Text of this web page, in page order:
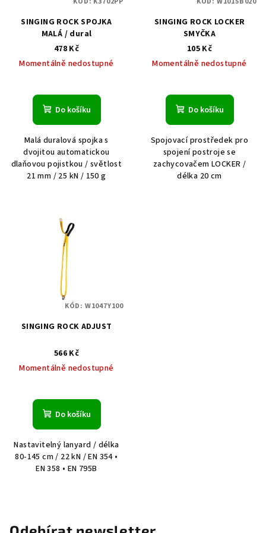
SINGING ROCK SPOJKA
MALÁ / dural
478 Kč
Momentálně nedostupné
Do košíku
Malá duralová spojka s
dvojitou automatickou
dlaňovou pojistkou / světlost
21 mm / 25 kN / 150 g
SINGING ROCK LOCKER
SMYČKA
105 Kč
Momentálně nedostupné
Do košíku
Spojovací prostředek pro
spojení postroje se
zachycovačem LOCKER /
délka 20 cm
SINGING ROCK ADJUST
566 Kč
Momentálně nedostupné
Do košíku
Nastavitelný lanyard / délka
80-145 cm / 22 kN / EN 354 •
EN 358 • EN 795B
KÓD: W1047Y100